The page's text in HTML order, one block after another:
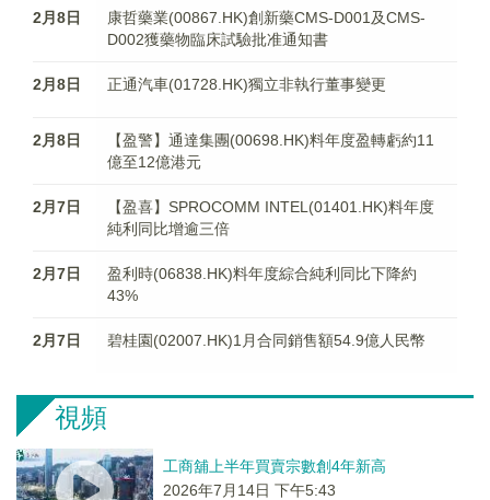
2月8日
康哲藥業(00867.HK)創新藥CMS-D001及CMS-
D002獲藥物臨床試驗批准通知書
2月8日 正通汽車(01728.HK)獨立非執行董事變更
2月8日
【盈警】通達集團(00698.HK)料年度盈轉虧約11
億至12億港元
2月7日
【盈喜】SPROCOMM INTEL(01401.HK)料年度
純利同比增逾三倍
2月7日
盈利時(06838.HK)料年度綜合純利同比下降約
43%
2月7日 碧桂園(02007.HK)1月合同銷售額54.9億人民幣
視頻
工商舖上半年買賣宗數創4年新高
2026年7月14日 下午5:43